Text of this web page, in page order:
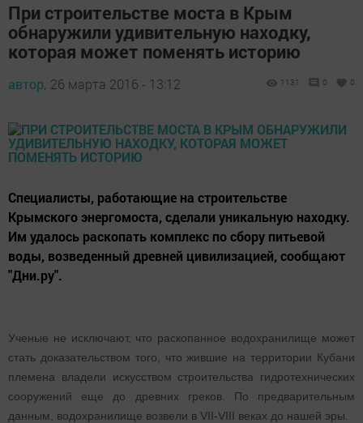
При строительстве моста в Крым
обнаружили удивительную находку,
которая может поменять историю
автор, 26 марта 2016 - 13:12 1131 0 0
Специалисты, работающие на строительстве
Крымского энергомоста, сделали уникальную находку.
Им удалось раскопать комплекс по сбору питьевой
воды, возведенный древней цивилизацией, сообщают
"Дни.ру".
Ученые не исключают, что раскопанное водохранилище может
стать доказательством того, что жившие на территории Кубани
племена владели искусством строительства гидротехнических
сооружений еще до древних греков. По предварительным
данным, водохранилище возвели в VII-VIII веках до нашей эры.